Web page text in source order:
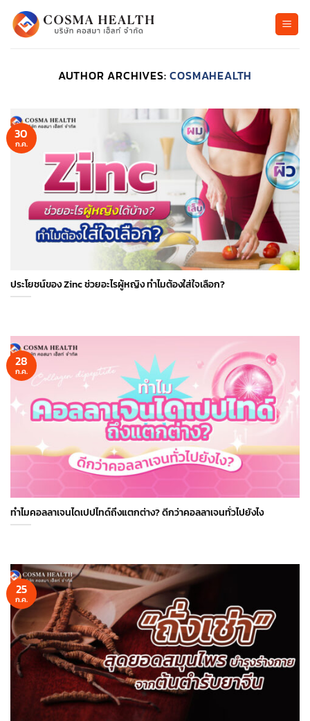
AUTHOR ARCHIVES:COSMAHEALTH
ประโยชน์ของ Zinc ช่วยอะไรผู้หญิง ทำไมต้องใส่ใจเลือก?
30
ก.ค.
ทำไมคอลลาเจนไดเปปไทด์ถึงแตกต่าง? ดีกว่าคอลลาเจนทั่วไปยังไง
28
ก.ค.
25
ก.ค.